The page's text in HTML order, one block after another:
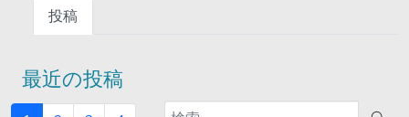
投稿
最近の投稿